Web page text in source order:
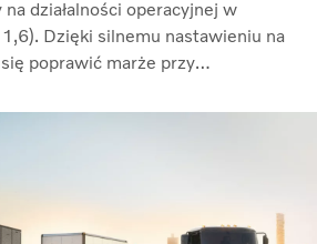
działalności operacyjnej w
Dzięki silnemu nastawieniu na
poprawić marże przy
w łańcuchu dostaw” — mówi